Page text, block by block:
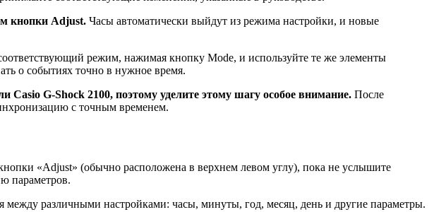
кнопки Adjust. Часы автоматически выйдут из режима настройки, и новые
режим, нажимая кнопку Mode, и используйте те же элементы
о событиях точно в нужное время.
G-Shock 2100, поэтому уделите этому шагу особое внимание. После
с точным временем.
«Adjust» (обычно расположена в верхнем левом углу), пока не услышите
параметров.
различными настройками: часы, минуты, год, месяц, день и другие параметры.